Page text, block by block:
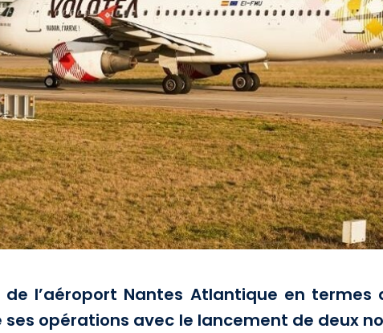
l’aéroport Nantes Atlantique en termes
opérations avec le lancement de deux